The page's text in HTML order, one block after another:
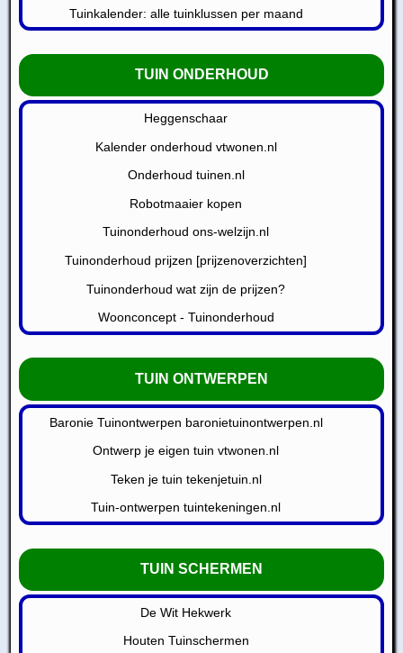
Tuinkalender: alle tuinklussen per maand
TUIN ONDERHOUD
Heggenschaar
Kalender onderhoud vtwonen.nl
Onderhoud tuinen.nl
Robotmaaier kopen
Tuinonderhoud ons-welzijn.nl
Tuinonderhoud prijzen [prijzenoverzichten]
Tuinonderhoud wat zijn de prijzen?
Woonconcept - Tuinonderhoud
TUIN ONTWERPEN
Baronie Tuinontwerpen baronietuinontwerpen.nl
Ontwerp je eigen tuin vtwonen.nl
Teken je tuin tekenjetuin.nl
Tuin-ontwerpen tuintekeningen.nl
TUIN SCHERMEN
De Wit Hekwerk
Houten Tuinschermen